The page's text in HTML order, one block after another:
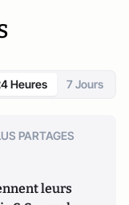
Heures 7 Jours
PARTAGES
leurs